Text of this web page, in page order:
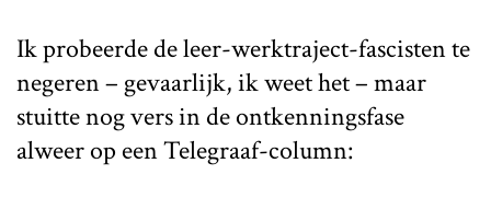
Ik probeerde de leer-werktraject-fascisten te
negeren – gevaarlijk, ik weet het – maar
stuitte nog vers in de ontkenningsfase
alweer op een Telegraaf-column: